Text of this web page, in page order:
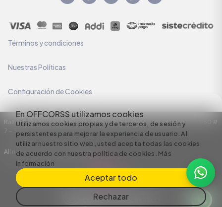
En OFFCORSS utilizamos cookies
Utilizamos cookies propias y de terceros, de sesión y
persistentes para mejorar la experiencia de usuario. Al
utilizar nuestro sitio web, usted acepta todas las cookies
de acuerdo con nuestra política de cookies. Más
información
Aceptar todo
Rechazar
Términos y condiciones
Nuestras Políticas
Configuración de Cookies
Razón Social: C.I HERMECO S.A. NIT: 890924167-6 Dirección: Carrera 50 #
7 – 35
All rights reserved empowered by